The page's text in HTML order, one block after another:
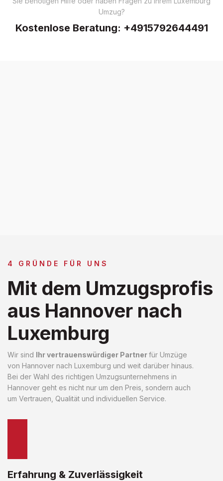
Umzug?
Kostenlose Beratung: +4915792644491
4 GRÜNDE FÜR UNS
Mit dem Umzugsprofis
aus Hannover nach
Luxemburg
Wir sind Ihr vertrauenswürdiger Partnerfür Umzüge
von Hannover nach Luxemburg und weit darüber hinaus.
Bei der Wahl des richtigen Umzugsunternehmens in
Hannover geht es nicht nur um den Preis, sondern auch
um Vertrauen, Qualität und individuellen Service.
Erfahrung & Zuverlässigkeit